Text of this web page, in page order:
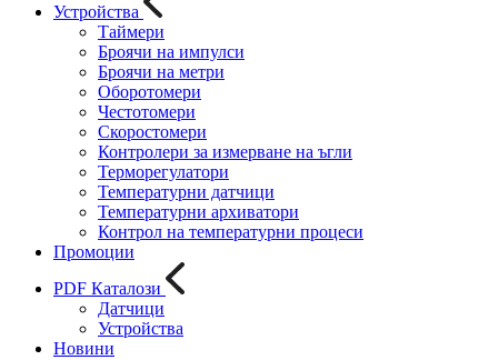
Устройства
Таймери
Броячи на импулси
Броячи на метри
Оборотомери
Честотомери
Скоростомери
Контролери за измерване на ъгли
Терморегулатори
Температурни датчици
Температурни архиватори
Контрол на температурни процеси
Промоции
PDF Каталози
Датчици
Устройства
Новини